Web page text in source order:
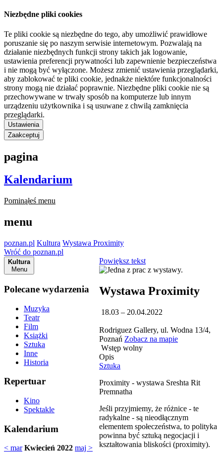
Niezbędne pliki cookies
Te pliki cookie są niezbędne do tego, aby umożliwić prawidłowe
poruszanie się po naszym serwisie internetowym. Pozwalają na
działanie niezbędnych funkcji strony takich jak logowanie,
ustawienia preferencji prywatności lub zapewnienie bezpieczeństwa
i nie mogą być wyłączone. Możesz zmienić ustawienia przeglądarki,
aby zablokować te pliki cookie, jednakże niektóre funkcjonalności
strony mogą nie działać poprawnie. Niezbędne pliki cookie nie są
przechowywane w trwały sposób na komputerze lub innym
urządzeniu użytkownika i są usuwane z chwilą zamknięcia
przeglądarki.
Ustawienia
Zaakceptuj
pagina
Kalendarium
Pominąłeś menu
menu
poznan.pl Kultura Wystawa Proximity
Wróć do poznan.pl
Kultura
Menu
Polecane wydarzenia
Muzyka
Teatr
Film
Książki
Sztuka
Inne
Historia
Repertuar
Kino
Spektakle
Kalendarium
< mar Kwiecień 2022 maj >
Powiększ tekst
Wystawa Proximity
18.03 – 20.04.2022
Rodriguez Gallery, ul. Wodna 13/4,
Poznań Zobacz na mapie
Wstęp wolny
Opis
Sztuka
Proximity - wystawa Sreshta Rit
Premnatha
Jeśli przyjmiemy, że różnice - te
radykalne - są nieodłącznym
elementem społeczeństwa, to polityka
powinna być sztuką negocjacji i
kształtowania bliskości (proximity).